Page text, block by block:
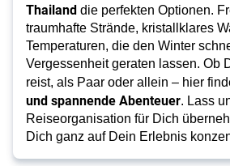
Thailand die perfekten Optionen.
traumhafte Strände, kristallklares
Temperaturen, die den Winter
Vergessenheit geraten lassen. Ob
reist, als Paar oder allein – hier
und spannende Abenteuer. Lass
Reiseorganisation für Dich
Dich ganz auf Dein Erlebnis